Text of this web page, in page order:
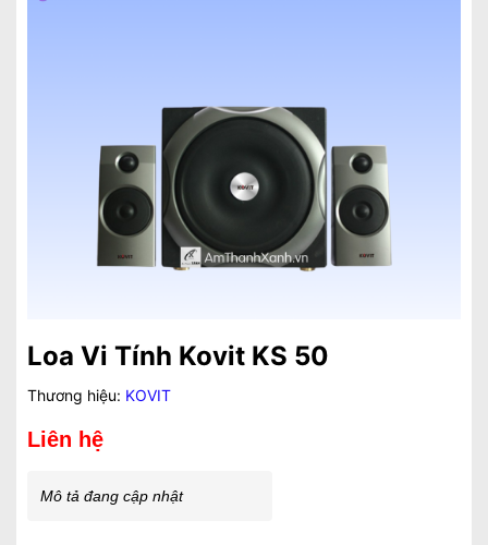
Loa Vi Tính Kovit KS 50
Thương hiệu: KOVIT
Liên hệ
Mô tả đang cập nhật